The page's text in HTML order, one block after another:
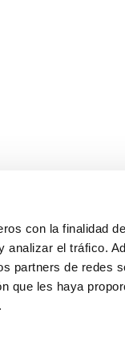
con la finalidad
el tráfico.
partners de redes
que les haya